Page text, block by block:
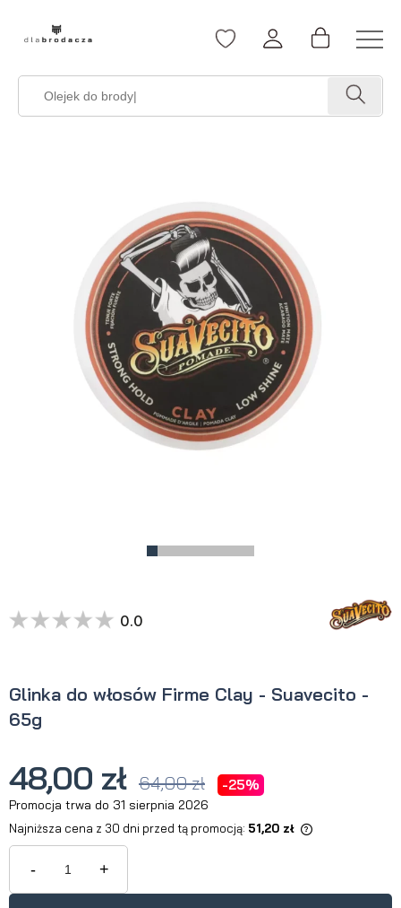
Glinka do włosów Firme Clay - Suavecito -
65g
0.0
48,00 zł 64,00 zł -25%
Promocja trwa do 31 sierpnia 2026
Najniższa cena z 30 dni przed tą promocją: 51,20 zł
Jeżeli produkt jest sprzedawany
krócej niż 30 dni, wyświetlana jest
produkt pojawił się w sprzedaży.
- +